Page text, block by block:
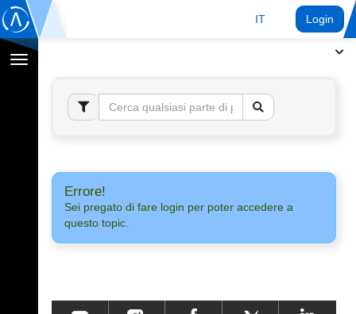
IT Login
Toggle
navigation
Errore!
Sei pregato di fare login per poter accedere a
questo topic.